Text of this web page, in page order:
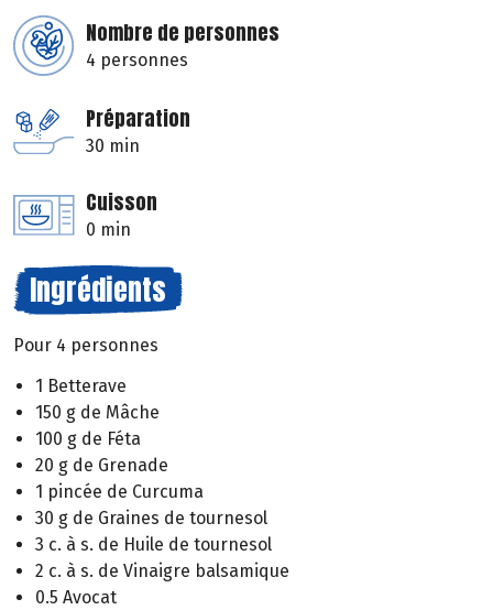
Nombre de personnes
4 personnes
Préparation
30 min
Cuisson
0 min
Ingrédients
Pour 4 personnes
1 Betterave
150 g de Mâche
100 g de Féta
20 g de Grenade
1 pincée de Curcuma
30 g de Graines de tournesol
3 c. à s. de Huile de tournesol
2 c. à s. de Vinaigre balsamique
0.5 Avocat